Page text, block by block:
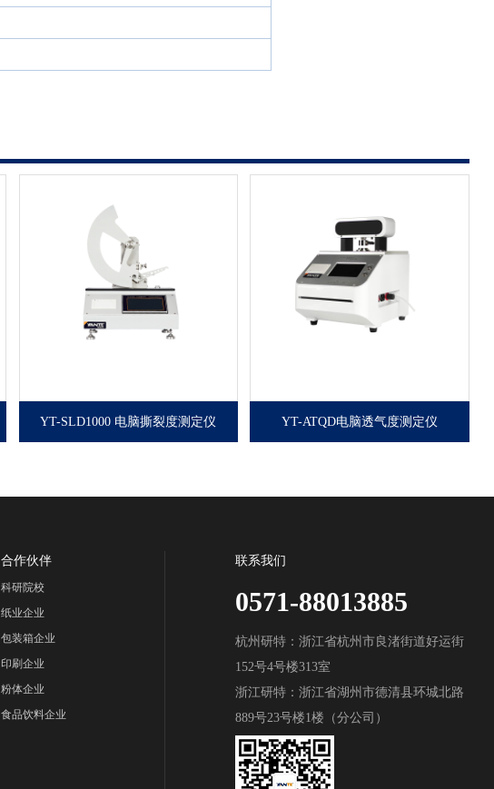
YT-SLD1000 电脑撕裂度测定仪
YT-ATQD电脑透气度测定仪
合作伙伴
科研院校
纸业企业
包装箱企业
印刷企业
粉体企业
食品饮料企业
联系我们
0571-88013885
杭州研特：浙江省杭州市良渚街道好运街
152号4号楼313室
浙江研特：浙江省湖州市德清县环城北路
889号23号楼1楼（分公司）